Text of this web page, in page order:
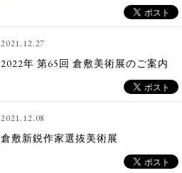
2021.12.27
2022年 第65回 倉敷美術展のご案内
2021.12.08
倉敷新鋭作家選抜美術展